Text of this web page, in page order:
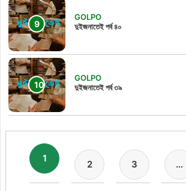
GOLPO
দুইজনাতেই পর্ব ৪০
GOLPO
দুইজনাতেই পর্ব ৩৯
1
2 3 …